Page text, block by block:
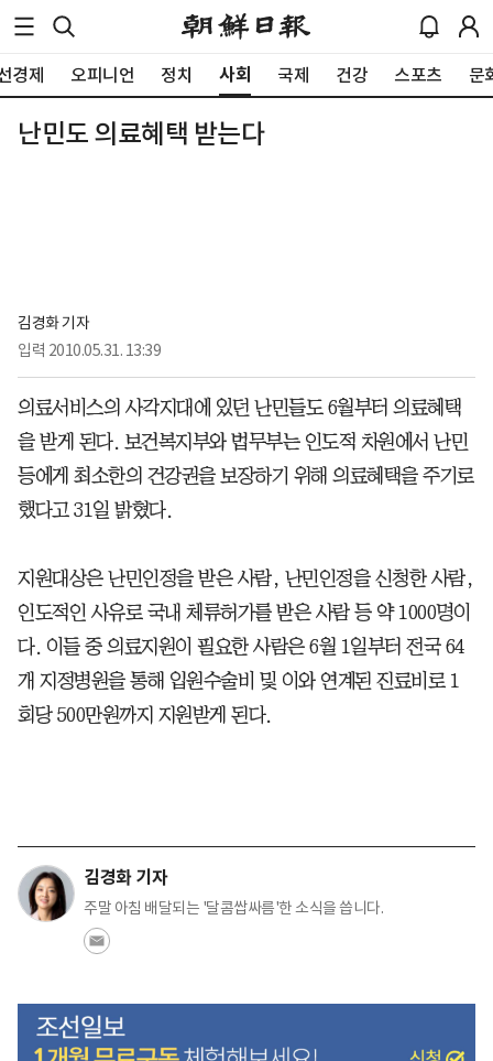
경제 오피니언 정치 사회 국제 건강 스포츠 문
난민도 의료혜택 받는다
김경화 기자
입력 2010.05.31. 13:39
의료서비스의 사각지대에 있던 난민들도 6월부터 의료혜택
을 받게 된다. 보건복지부와 법무부는 인도적 차원에서 난민
등에게 최소한의 건강권을 보장하기 위해 의료혜택을 주기로
했다고 31일 밝혔다.
지원대상은 난민인정을 받은 사람, 난민인정을 신청한 사람,
인도적인 사유로 국내 체류허가를 받은 사람 등 약 1000명이
다. 이들 중 의료지원이 필요한 사람은 6월 1일부터 전국 64
개 지정병원을 통해 입원수술비 및 이와 연계된 진료비로 1
회당 500만원까지 지원받게 된다.
김경화 기자
주말 아침 배달되는 '달콤쌉싸름'한 소식을 씁니다.